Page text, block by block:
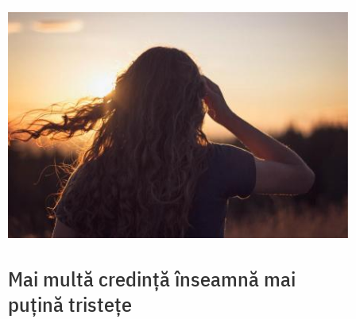
Mai multă credință înseamnă mai
puțină tristețe